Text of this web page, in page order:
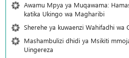
Awamu Mpya ya Muqawama:
katika Ukingo wa Magharibi
Sherehe ya kuwaenzi Wahifadhi wa
Mashambulizi dhidi ya Msikiti
Uingereza